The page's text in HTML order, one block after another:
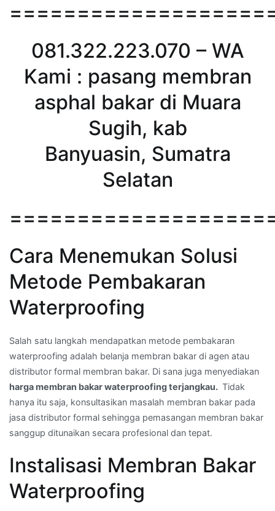
081.322.223.070 – WA
Kami : pasang membran
asphal bakar di Muara
Sugih, kab
Banyuasin, Sumatra
Selatan
Cara Menemukan Solusi
Metode Pembakaran
Waterproofing
Salah satu langkah mendapatkan metode pembakaran
waterproofing adalah belanja membran bakar di agen atau
distributor formal membran bakar. Di sana juga menyediakan
harga membran bakar waterproofing terjangkau. Tidak
hanya itu saja, konsultasikan masalah membran bakar pada
jasa distributor formal sehingga pemasangan membran bakar
sanggup ditunaikan secara profesional dan tepat.
Instalisasi Membran Bakar
Waterproofing